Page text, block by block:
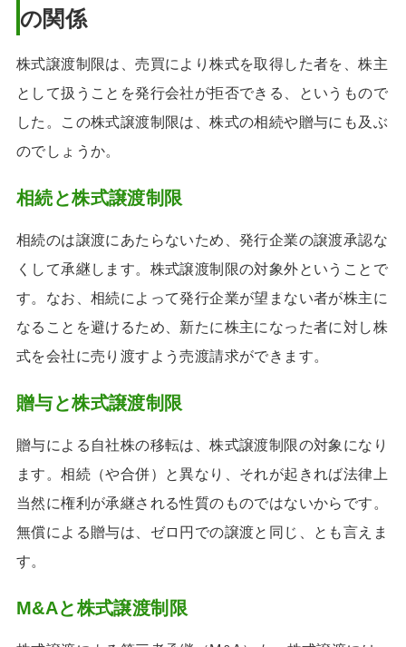
の関係
株式譲渡制限は、売買により株式を取得した者を、株主
として扱うことを発行会社が拒否できる、というもので
した。この株式譲渡制限は、株式の相続や贈与にも及ぶ
のでしょうか。
相続と株式譲渡制限
相続のは譲渡にあたらないため、発行企業の譲渡承認な
くして承継します。株式譲渡制限の対象外ということで
す。なお、相続によって発行企業が望まない者が株主に
なることを避けるため、新たに株主になった者に対し株
式を会社に売り渡すよう売渡請求ができます。
贈与と株式譲渡制限
贈与による自社株の移転は、株式譲渡制限の対象になり
ます。相続（や合併）と異なり、それが起きれば法律上
当然に権利が承継される性質のものではないからです。
無償による贈与は、ゼロ円での譲渡と同じ、とも言えま
す。
M&Aと株式譲渡制限